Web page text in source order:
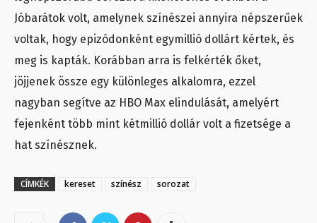
Jóbarátok volt, amelynek színészei annyira népszerűek
voltak, hogy epizódonként egymillió dollárt kértek, és
meg is kapták. Korábban arra is felkérték őket,
jöjjenek össze egy különleges alkalomra, ezzel
nagyban segítve az HBO Max elindulását, amelyért
fejenként több mint kétmillió dollár volt a fizetsége a
hat színésznek.
CÍMKÉK kereset színész sorozat